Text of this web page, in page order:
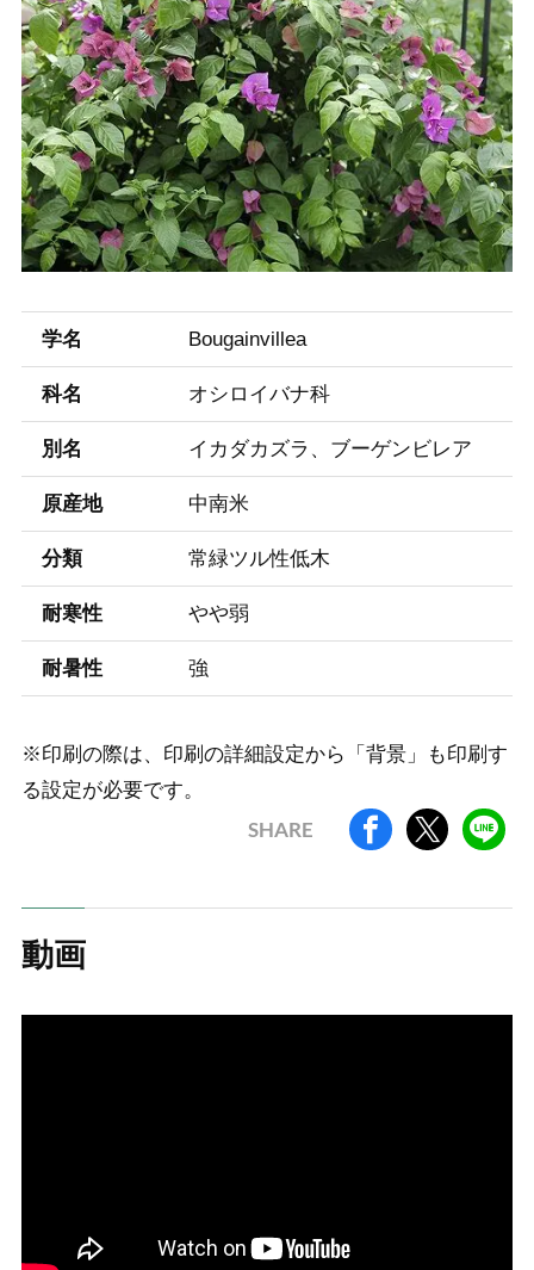
学名 Bougainvillea
科名 オシロイバナ科
別名 イカダカズラ、ブーゲンビレア
原産地 中南米
分類 常緑ツル性低木
耐寒性 やや弱
耐暑性 強
※印刷の際は、印刷の詳細設定から「背景」も印刷す
る設定が必要です。
SHARE
動画